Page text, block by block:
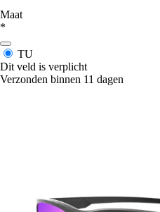
Maat
*
TU
Dit veld is verplicht
Verzonden binnen 11 dagen